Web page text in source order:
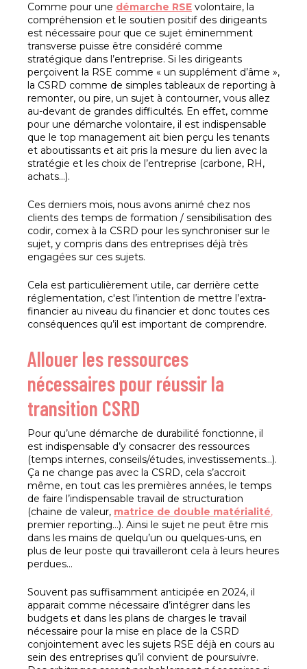
Comme pour une démarche RSE volontaire, la
compréhension et le soutien positif des dirigeants
est nécessaire pour que ce sujet éminemment
transverse puisse être considéré comme
stratégique dans l’entreprise. Si les dirigeants
perçoivent la RSE comme « un supplément d’âme »,
la CSRD comme de simples tableaux de reporting à
remonter, ou pire, un sujet à contourner, vous allez
au-devant de grandes difficultés. En effet, comme
pour une démarche volontaire, il est indispensable
que le top management ait bien perçu les tenants
et aboutissants et ait pris la mesure du lien avec la
stratégie et les choix de l’entreprise (carbone, RH,
achats…).
Ces derniers mois, nous avons animé chez nos
clients des temps de formation / sensibilisation des
codir, comex à la CSRD pour les synchroniser sur le
sujet, y compris dans des entreprises déjà très
engagées sur ces sujets.
Cela est particulièrement utile, car derrière cette
réglementation, c'est l’intention de mettre l’extra-
financier au niveau du financier et donc toutes ces
conséquences qu’il est important de comprendre.
Allouer les ressources
nécessaires pour réussir la
transition CSRD
Pour qu’une démarche de durabilité fonctionne, il
est indispensable d’y consacrer des ressources
(temps internes, conseils/études, investissements…).
Ça ne change pas avec la CSRD, cela s’accroit
même, en tout cas les premières années, le temps
de faire l’indispensable travail de structuration
(chaine de valeur, matrice de double matérialité,
premier reporting…). Ainsi le sujet ne peut être mis
dans les mains de quelqu’un ou quelques-uns, en
plus de leur poste qui travailleront cela à leurs heures
perdues…
Souvent pas suffisamment anticipée en 2024, il
apparait comme nécessaire d’intégrer dans les
budgets et dans les plans de charges le travail
nécessaire pour la mise en place de la CSRD
conjointement avec les sujets RSE déjà en cours au
sein des entreprises qu’il convient de poursuivre.